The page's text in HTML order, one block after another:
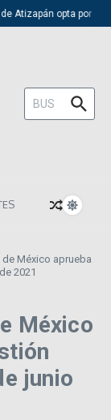
Atizapán opta por el
Buscar:
México aprueba
2021
México
junio